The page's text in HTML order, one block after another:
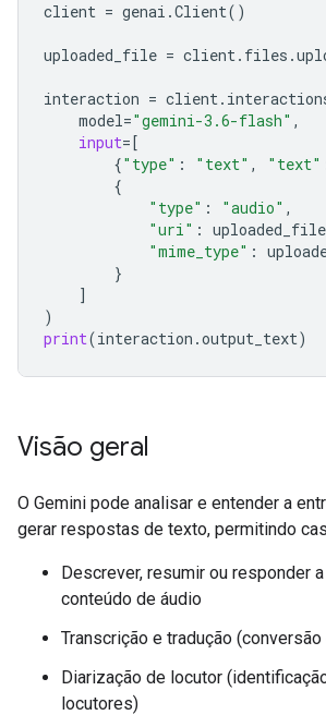
client = genai .Client()
uploaded_file = client. files .
interaction = client.
model="gemini-3.6-flash" ,
input=[
{"type" : "text" , "text"
{
"type" : "audio" ,
"uri" : uploaded_file
"mime_type" :
}
]
)
print(interaction .output_text)
Visão geral
O Gemini pode analisar e entender a
gerar respostas de texto, permitindo
Descrever, resumir ou responder
conteúdo de áudio
Transcrição e tradução
Diarização de locutor
locutores)